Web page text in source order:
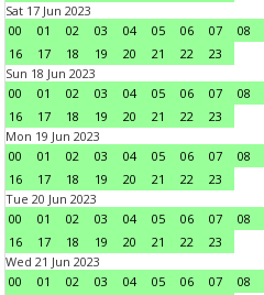
Sat 17 Jun 2023
00
01 02 03 04 05 06 07 08
16
17 18 19 20 21 22
23
Sun 18 Jun 2023
00
01 02 03 04 05 06 07 08
16
17 18 19 20 21 22
23
Mon 19 Jun 2023
00
01 02 03 04 05 06 07 08
16
17 18 19 20 21 22
23
Tue 20 Jun 2023
00
01 02 03 04 05 06 07 08
16
17 18 19 20 21 22
23
Wed 21 Jun 2023
00
01 02 03 04 05 06 07 08